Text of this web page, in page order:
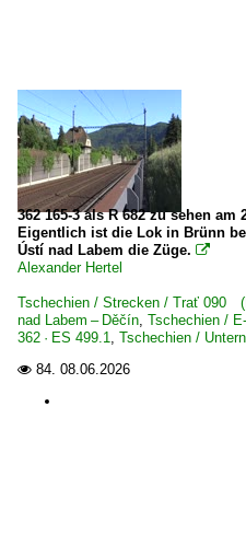
362 165-3 als R 682 zu sehen am
Eigentlich ist die Lok in Brünn
Ústí nad Labem die Züge. 
Alexander Hertel
Tschechien / Strecken / Trať 090
nad Labem – Děčín, Tschechien /
362 · ES 499.1, Tschechien /
 84. 08.06.2026